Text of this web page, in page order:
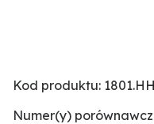
Kod produktu:
Numer(y)